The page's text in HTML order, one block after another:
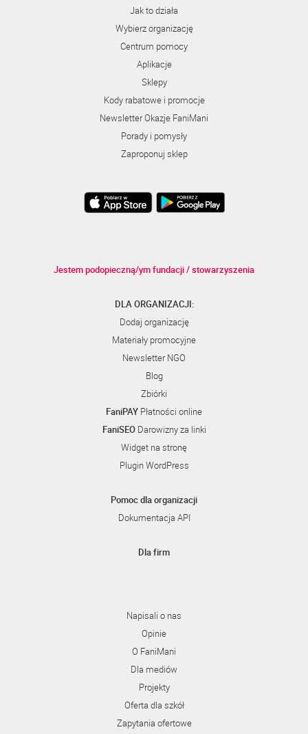
Jak to działa
Wybierz organizację
Centrum pomocy
Aplikacje
Sklepy
Kody rabatowe i promocje
Newsletter Okazje FaniMani
Porady i pomysły
Zaproponuj sklep
Jestem podopieczną/ym fundacji / stowarzyszenia
DLA ORGANIZACJI:
Dodaj organizację
Materiały promocyjne
Newsletter NGO
Blog
Zbiórki
FaniPAY Płatności online
FaniSEODarowizny za linki
Widget na stronę
Plugin WordPress
Pomoc dla organizacji
Dokumentacja API
Dla firm
Napisali o nas
Opinie
O FaniMani
Dla mediów
Projekty
Oferta dla szkół
Zapytania ofertowe